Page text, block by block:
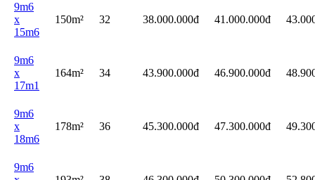
9m6
x
15m6
150m² 32 38.000.000đ 41.000.000đ
9m6
x
17m1
164m² 34 43.900.000đ 46.900.000đ
9m6
x
18m6
178m² 36 45.300.000đ 47.300.000đ
9m6